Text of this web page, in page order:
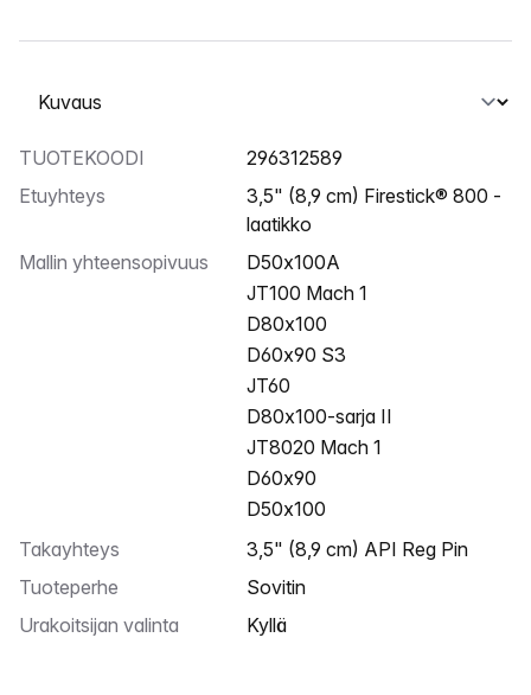
Valitse välilehti
TUOTEKOODI
296312589
Etuyhteys
3,5" (8,9 cm) Firestick® 800 -
laatikko
Mallin yhteensopivuus
D50x100A
JT100 Mach 1
D80x100
D60x90 S3
JT60
D80x100-sarja II
JT8020 Mach 1
D60x90
D50x100
Takayhteys
3,5" (8,9 cm) API Reg Pin
Tuoteperhe
Sovitin
Urakoitsijan valinta
Kyllä